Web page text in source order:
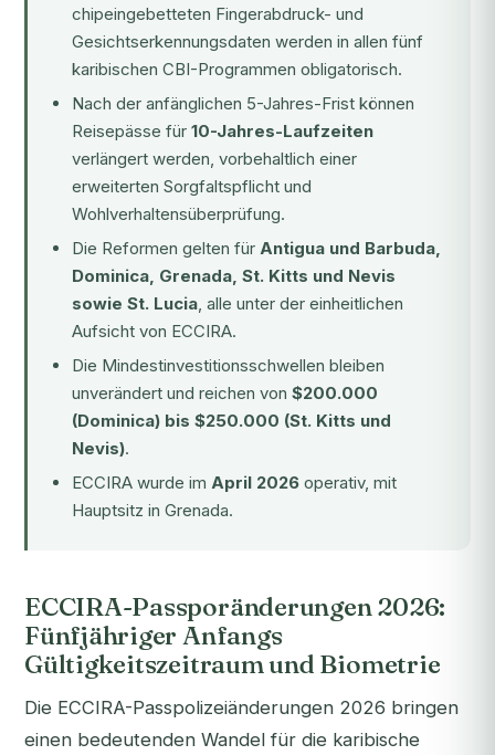
chipeingebetteten Fingerabdruck- und
Gesichtserkennungsdaten werden in allen fünf
karibischen CBI-Programmen obligatorisch.
Nach der anfänglichen 5-Jahres-Frist können
Reisepässe für 10-Jahres-Laufzeiten
verlängert werden, vorbehaltlich einer
erweiterten Sorgfaltspflicht und
Wohlverhaltensüberprüfung.
Die Reformen gelten für Antigua und Barbuda,
Dominica, Grenada, St. Kitts und Nevis
sowie St. Lucia, alle unter der einheitlichen
Aufsicht von ECCIRA.
Die Mindestinvestitionsschwellen bleiben
unverändert und reichen von $200.000
(Dominica) bis $250.000 (St. Kitts und
Nevis).
ECCIRA wurde im April 2026 operativ, mit
Hauptsitz in Grenada.
ECCIRA-Passporänderungen 2026:
Fünfjähriger Anfangs
Gültigkeitszeitraum und Biometrie
Die ECCIRA-Passpolizeiänderungen 2026 bringen
einen bedeutenden Wandel für die karibische